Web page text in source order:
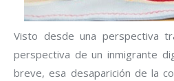
Visto desde una perspectiva
perspectiva de un inmigrante
breve, esa desaparición de la